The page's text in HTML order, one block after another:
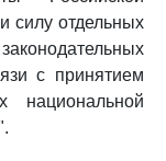
силу отдельных
с принятием
национальной